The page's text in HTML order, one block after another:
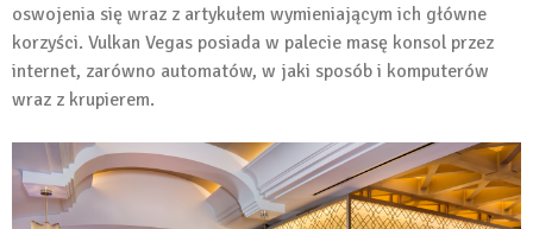
oswojenia się wraz z artykułem wymieniającym ich główne
korzyści. Vulkan Vegas posiada w palecie masę konsol przez
internet, zarówno automatów, w jaki sposób i komputerów
wraz z krupierem.